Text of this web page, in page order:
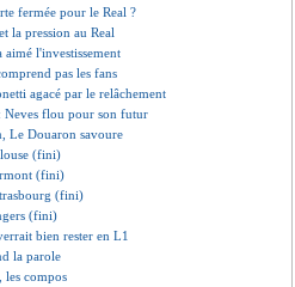
fermée pour le Real ?
la pression au Real
aimé l'investissement
pas les fans
agacé par le relâchement
: Neves flou pour son futur
Le Douaron savoure
(fini)
(fini)
(fini)
(fini)
bien rester en L1
la parole
les compos